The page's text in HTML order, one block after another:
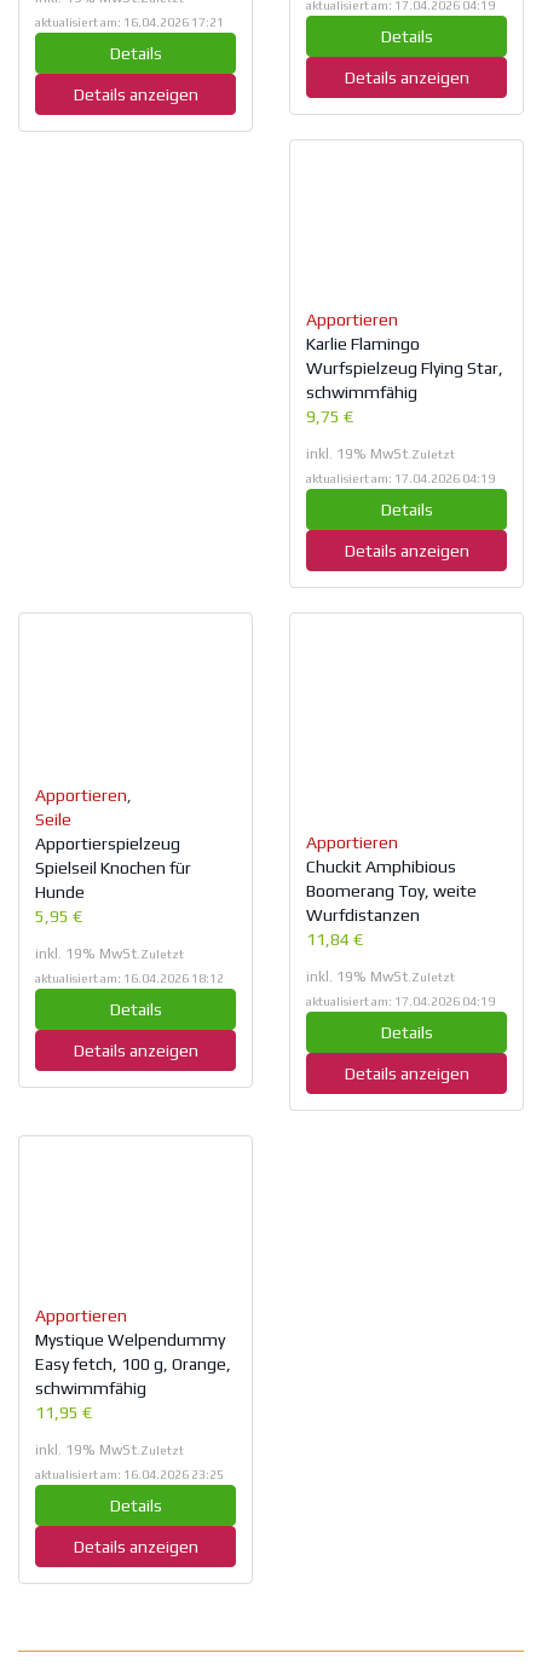
aktualisiert am: 16.04.2026 17:21
Details
Details anzeigen
aktualisiert am: 17.04.2026 04:19
Details
Details anzeigen
Apportieren
Karlie Flamingo
Wurfspielzeug Flying Star,
schwimmfähig
9,75 €
inkl. 19% MwSt. Zuletzt
aktualisiert am: 17.04.2026 04:19
Details
Details anzeigen
Apportieren
Seile
Apportierspielzeug
Spielseil Knochen für
Hunde
5,95 €
inkl. 19% MwSt.Zuletzt
aktualisiert am: 16.04.2026 18:12
Details
Details anzeigen
Apportieren
Chuckit Amphibious
Boomerang Toy, weite
Wurfdistanzen
11,84 €
inkl. 19% MwSt. Zuletzt
aktualisiert am: 17.04.2026 04:19
Details
Details anzeigen
Apportieren
Mystique Welpendummy
Easy fetch, 100 g, Orange,
schwimmfähig
11,95 €
inkl. 19% MwSt. Zuletzt
aktualisiert am: 16.04.2026 23:25
Details
Details anzeigen